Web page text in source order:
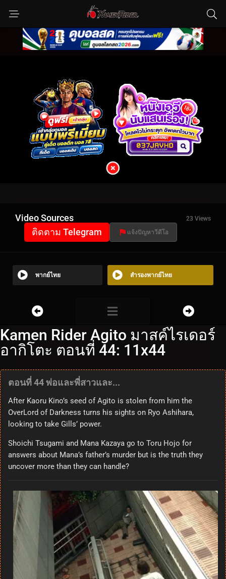
Video Sources 23 Views
ติดตาม Telegram แจ้งปัญหาวีดีโอ
พากย์ไทย สำรองพากย์ไทย
Kamen Rider Agito มาสค์ไรเดอร์
อากิโตะ ตอนที่ 44: 11x44
ตอนที่ 44 พ่อและพี่สาวและ...
After Kaoru Kino’s seed of Agito is stolen from him the
OverLord of Darkness turns his sights on Ryo Ashihara,
looking to take Gills’ power.
Shoichi Tsugami and Mana Kazaya go to Toru Hojo for
answers about Mana’s father’s murder but is the truth they
uncover more than they can handle?